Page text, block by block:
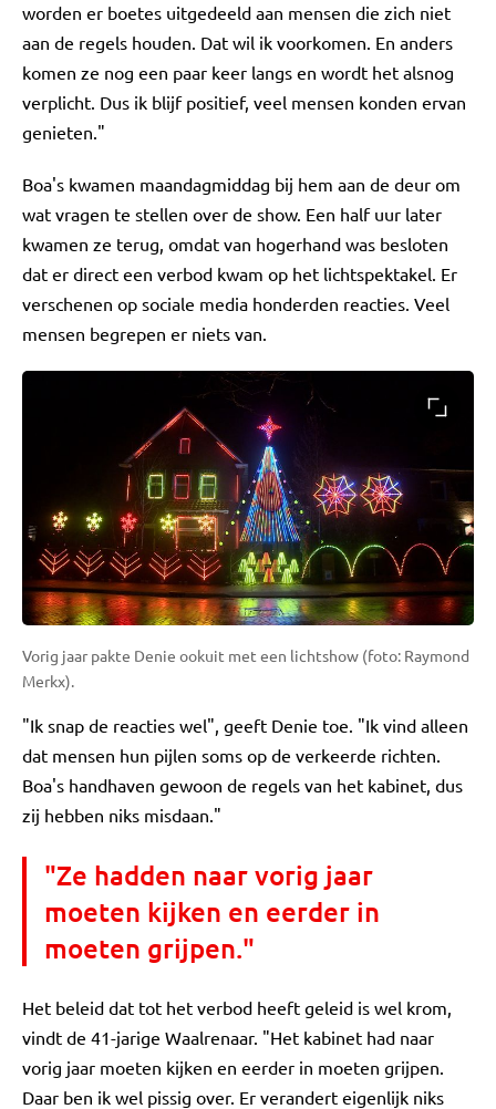
worden er boetes uitgedeeld aan mensen die zich niet
aan de regels houden. Dat wil ik voorkomen. En anders
komen ze nog een paar keer langs en wordt het alsnog
verplicht. Dus ik blijf positief, veel mensen konden ervan
genieten."
Boa's kwamen maandagmiddag bij hem aan de deur om
wat vragen te stellen over de show. Een half uur later
kwamen ze terug, omdat van hogerhand was besloten
dat er direct een verbod kwam op het lichtspektakel. Er
verschenen op sociale media honderden reacties. Veel
mensen begrepen er niets van.
Vorig jaar pakte Denie ookuit met een lichtshow (foto: Raymond
Merkx).
"Ik snap de reacties wel", geeft Denie toe. "Ik vind alleen
dat mensen hun pijlen soms op de verkeerde richten.
Boa's handhaven gewoon de regels van het kabinet, dus
zij hebben niks misdaan."
"Ze hadden naar vorig jaar
moeten kijken en eerder in
moeten grijpen."
Het beleid dat tot het verbod heeft geleid is wel krom,
vindt de 41-jarige Waalrenaar. "Het kabinet had naar
vorig jaar moeten kijken en eerder in moeten grijpen.
Daar ben ik wel pissig over. Er verandert eigenlijk niks